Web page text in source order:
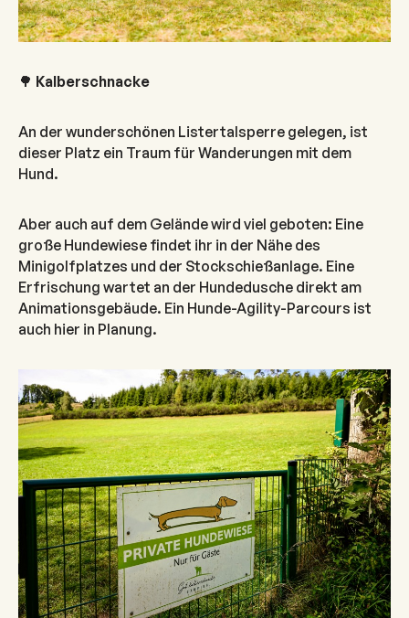
🌳 Kalberschnacke
An der wunderschönen Listertalsperre gelegen, ist
dieser Platz ein Traum für Wanderungen mit dem
Hund.
Aber auch auf dem Gelände wird viel geboten: Eine
große Hundewiese findet ihr in der Nähe des
Minigolfplatzes und der Stockschießanlage. Eine
Erfrischung wartet an der Hundedusche direkt am
Animationsgebäude. Ein Hunde-Agility-Parcours ist
auch hier in Planung.